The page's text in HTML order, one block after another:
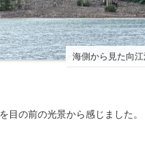
海側から見た向
目の前の光景から感じました。